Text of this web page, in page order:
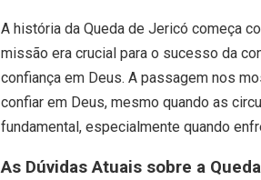
A história da Queda de Jericó começa
missão era crucial para o sucesso da
confiança em Deus. A passagem nos
confiar em Deus, mesmo quando as
fundamental, especialmente quando
As Dúvidas Atuais sobre a